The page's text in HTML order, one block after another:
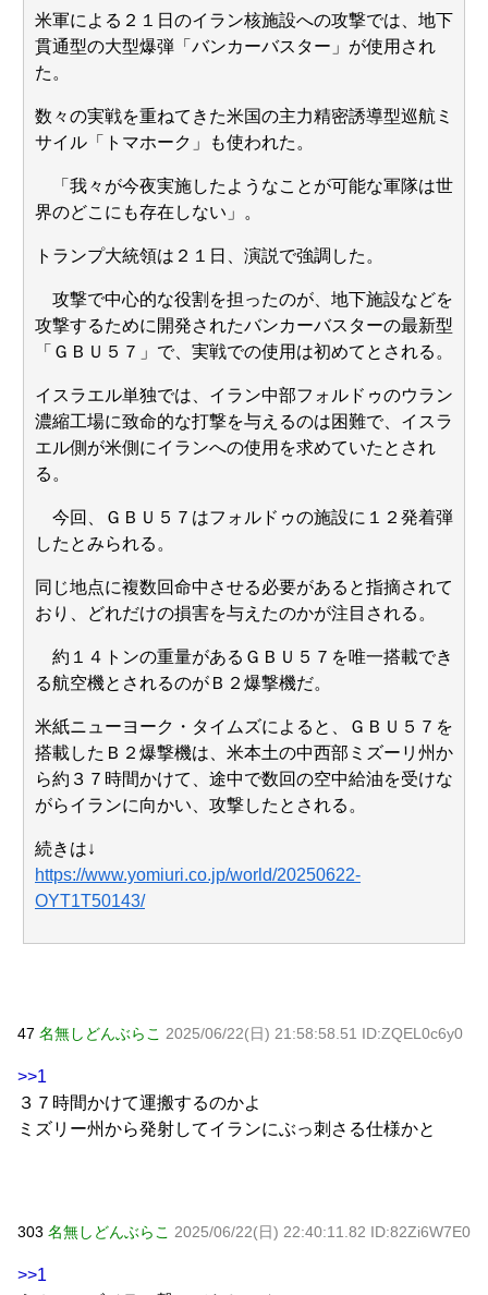
元AKB社長、22億円申告漏れ 乃木坂46運営会社の株式を
パチンコ京楽産業に譲渡【ノース・リバー】【窪田康志】
Powered by livedoor 相互RSS
米軍による２１日のイラン核施設への攻撃では、地下
貫通型の大型爆弾「バンカーバスター」が使用され
た。
数々の実戦を重ねてきた米国の主力精密誘導型巡航ミ
サイル「トマホーク」も使われた。
「我々が今夜実施したようなことが可能な軍隊は世
界のどこにも存在しない」。
トランプ大統領は２１日、演説で強調した。
攻撃で中心的な役割を担ったのが、地下施設などを
攻撃するために開発されたバンカーバスターの最新型
「ＧＢＵ５７」で、実戦での使用は初めてとされる。
イスラエル単独では、イラン中部フォルドゥのウラン
濃縮工場に致命的な打撃を与えるのは困難で、イスラ
エル側が米側にイランへの使用を求めていたとされ
る。
今回、ＧＢＵ５７はフォルドゥの施設に１２発着弾
したとみられる。
同じ地点に複数回命中させる必要があると指摘されて
おり、どれだけの損害を与えたのかが注目される。
約１４トンの重量があるＧＢＵ５７を唯一搭載でき
る航空機とされるのがＢ２爆撃機だ。
米紙ニューヨーク・タイムズによると、ＧＢＵ５７を
搭載したＢ２爆撃機は、米本土の中西部ミズーリ州か
ら約３７時間かけて、途中で数回の空中給油を受けな
がらイランに向かい、攻撃したとされる。
続きは↓
https://www.yomiuri.co.jp/world/20250622-
OYT1T50143/
47 名無しどんぶらこ 2025/06/22(日) 21:58:58.51 ID:ZQEL0c6y0
>>1
３７時間かけて運搬するのかよ
ミズリー州から発射してイランにぶっ刺さる仕様かと
303 名無しどんぶらこ 2025/06/22(日) 22:40:11.82 ID:82Zi6W7E0
>>1